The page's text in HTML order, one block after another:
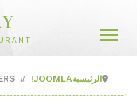
الرئيسيةJOOMLA!